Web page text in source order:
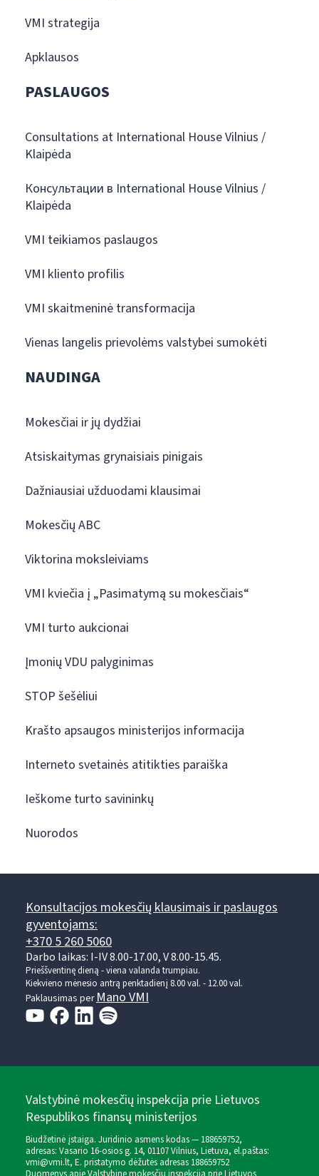
VMI strategija
Apklausos
PASLAUGOS
Consultations at International House Vilnius /
Klaipėda
Консультации в International House Vilnius /
Klaipėda
VMI teikiamos paslaugos
VMI kliento profilis
VMI skaitmeninė transformacija
Vienas langelis prievolėms valstybei sumokėti
NAUDINGA
Mokesčiai ir jų dydžiai
Atsiskaitymas grynaisiais pinigais
Dažniausiai užduodami klausimai
Mokesčių ABC
Viktorina moksleiviams
VMI kviečia į „Pasimatymą su mokesčiais“
VMI turto aukcionai
Įmonių VDU palyginimas
STOP šešėliui
Krašto apsaugos ministerijos informacija
Interneto svetainės atitikties paraiška
Ieškome turto savininkų
Nuorodos
Konsultacijos mokesčių klausimais ir paslaugos
gyventojams:
+370 5 260 5060
Darbo laikas: I-IV 8.00-17.00, V 8.00-15.45.
Prieššventinę dieną - viena valanda trumpiau.
Kiekvieno mėnesio antrą penktadienį 8.00 val. - 12.00 val.
Paklausimas perMano VMI
Valstybinė mokesčių inspekcija prie Lietuvos
Respublikos finansų ministerijos
Biudžetinė įstaiga. Juridinio asmens kodas — 188659752,
adresas: Vasario 16-osios g. 14, 01107 Vilnius, Lietuva, el.paštas:
vmi@vmi.lt, E. pristatymo dėžutės adresas 188659752